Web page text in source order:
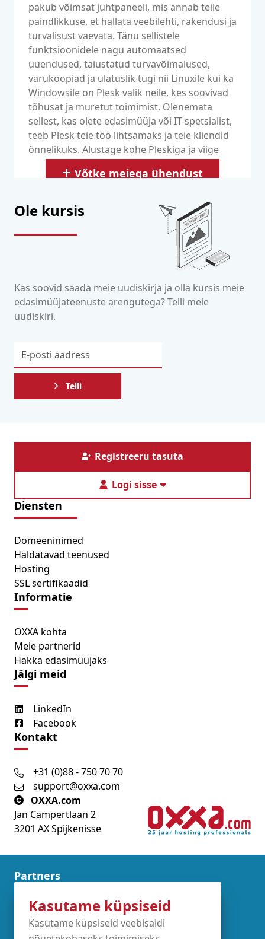
Kasutame küpsiseid
Kasutame küpsiseid veebisaidi
pakub võimsat juhtpaneeli, mis annab teile
paindlikkuse, et hallata veebilehti, rakendusi ja
turvalisust vaevata. Tänu sellistele
funktsioonidele nagu automaatsed
uuendused, täiustatud turvavõimalused,
varukoopiad ja ulatuslik tugi nii Linuxile kui ka
Windowsile on Plesk valik neile, kes soovivad
tõhusat ja muretut toimimist. Olenemata
sellest, kas olete edasimüüja või IT-spetsialist,
teeb Plesk teie töö lihtsamaks ja teie kliendid
õnnelikuks. Alustage kohe Pleskiga ja viige
Võtke meiega ühendust
Ole kursis
Kas soovid saada meie uudiskirja ja olla kursis meie
edasimüüjateenuste arengutega? Telli meie
uudiskiri.
Telli
Registreeru tasuta
Logi sisse
Diensten
Domeeninimed
Haldatavad teenused
Hosting
SSL sertifikaadid
Informatie
OXXA kohta
Meie partnerid
Hakka edasimüüjaks
Jälgi meid
LinkedIn
Facebook
Kontakt
+31 (0)88 - 750 70 70
support@oxxa.com
OXXA.com
Jan Campertlaan 2
3201 AX Spijkenisse
Partners